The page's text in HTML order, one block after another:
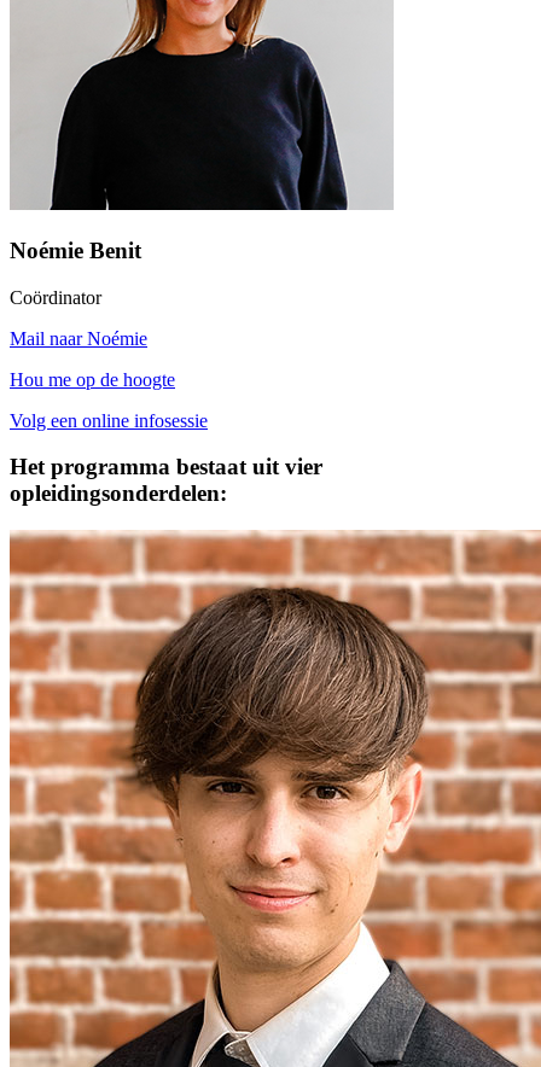
Noémie Benit
Coördinator
Mail naar Noémie
Hou me op de hoogte
Volg een online infosessie
Het programma bestaat uit vier
opleidingsonderdelen: